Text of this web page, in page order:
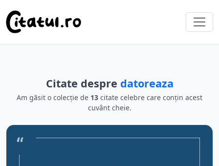
Citate despre datoreaza
Am găsit o colecție de 13 citate celebre care conțin acest
cuvânt cheie.